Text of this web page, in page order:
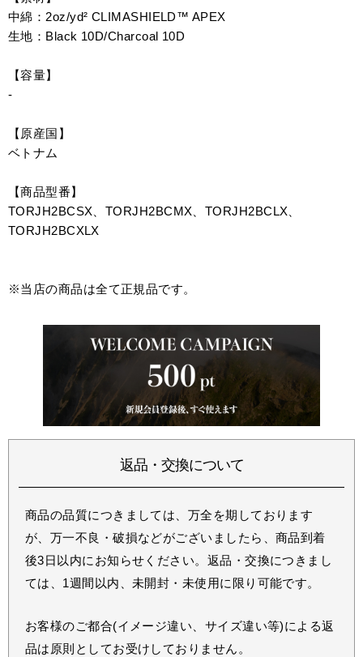
中綿：2oz/yd² CLIMASHIELD™ APEX
生地：Black 10D/Charcoal 10D
【容量】
-
【原産国】
ベトナム
【商品型番】
TORJH2BCSX、TORJH2BCMX、TORJH2BCLX、
TORJH2BCXLX
※当店の商品は全て正規品です。
返品・交換について
商品の品質につきましては、万全を期しております
が、万一不良・破損などがございましたら、商品到着
後3日以内にお知らせください。返品・交換につきまし
ては、1週間以内、未開封・未使用に限り可能です。
お客様のご都合(イメージ違い、サイズ違い等)による返
品は原則としてお受けしておりません。